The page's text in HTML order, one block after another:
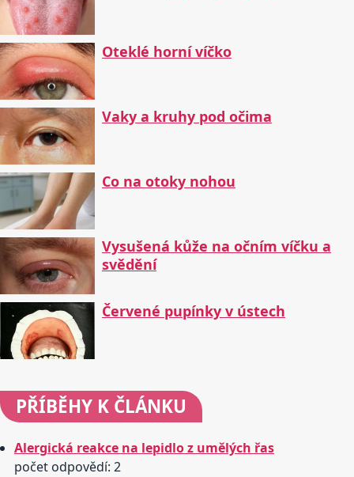
Oteklé horní víčko
Vaky a kruhy pod očima
Co na otoky nohou
Vysušená kůže na očním víčku a
svědění
Červené pupínky v ústech
PŘÍBĚHY K ČLÁNKU
Alergická reakce na lepidlo z umělých řas
počet odpovědí: 2